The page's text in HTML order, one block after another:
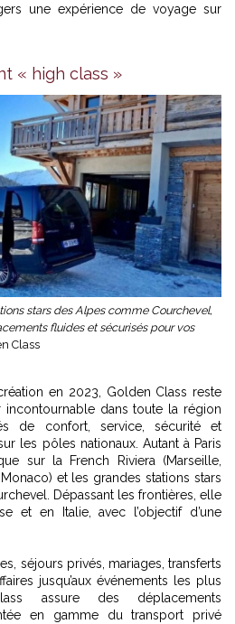
une expérience de voyage sur
« high class »
stars des Alpes comme Courchevel,
fluides et sécurisés pour vos
Class
en 2023, Golden Class reste
incontournable dans toute la région
de confort, service, sécurité et
les pôles nationaux. Autant à Paris
sur la French Riviera (Marseille,
et les grandes stations stars
Dépassant les frontières, elle
et en Italie, avec l’objectif d’une
séjours privés, mariages, transferts
jusqu’aux événements les plus
assure des déplacements
en gamme du transport privé